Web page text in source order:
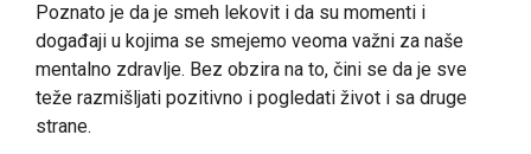
Poznato je da je smeh lekovit i da su momenti i
događaji u kojima se smejemo veoma važni za naše
mentalno zdravlje. Bez obzira na to, čini se da je sve
teže razmišljati pozitivno i pogledati život i sa druge
strane.